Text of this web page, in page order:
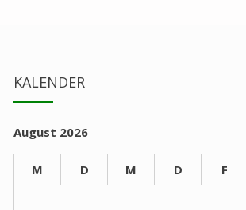
KALENDER
August 2026
M D M D F